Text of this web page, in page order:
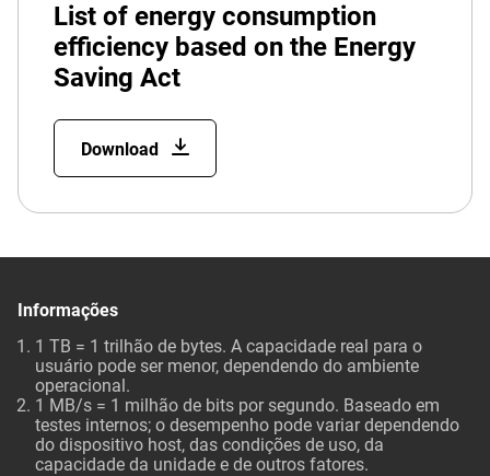
List of energy consumption
efficiency based on the Energy
Saving Act
Download
Informações
1 TB = 1 trilhão de bytes. A capacidade real para o
usuário pode ser menor, dependendo do ambiente
operacional.
1 MB/s = 1 milhão de bits por segundo. Baseado em
testes internos; o desempenho pode variar dependendo
do dispositivo host, das condições de uso, da
capacidade da unidade e de outros fatores.